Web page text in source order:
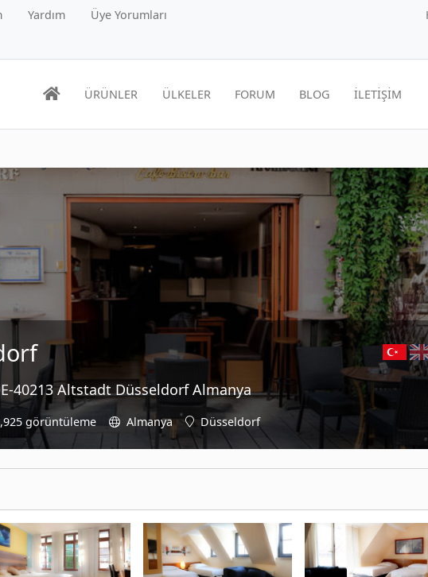
Yardım
Üye Yorumları
ÜRÜNLER ÜLKELER FORUM BLOG İLETİŞİM
40213 Altstadt Düsseldorf Almanya
görüntüleme Almanya Düsseldorf